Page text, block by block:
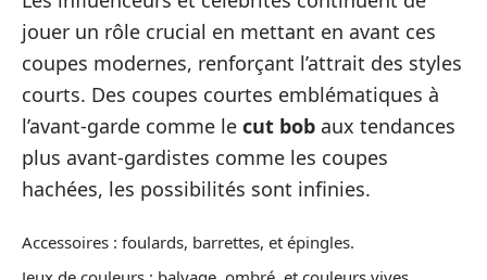
jouer un rôle crucial en mettant en avant ces
coupes modernes, renforçant l’attrait des styles
courts. Des coupes courtes emblématiques à
l’avant-garde comme le cut bob aux tendances
plus avant-gardistes comme les coupes
hachées, les possibilités sont infinies.
Accessoires : foulards, barrettes, et épingles.